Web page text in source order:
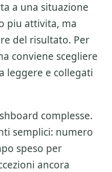
a una situazione
piu attivita, ma
del risultato. Per
conviene scegliere
leggere e collegati
complesse.
semplici: numero
speso per
ancora